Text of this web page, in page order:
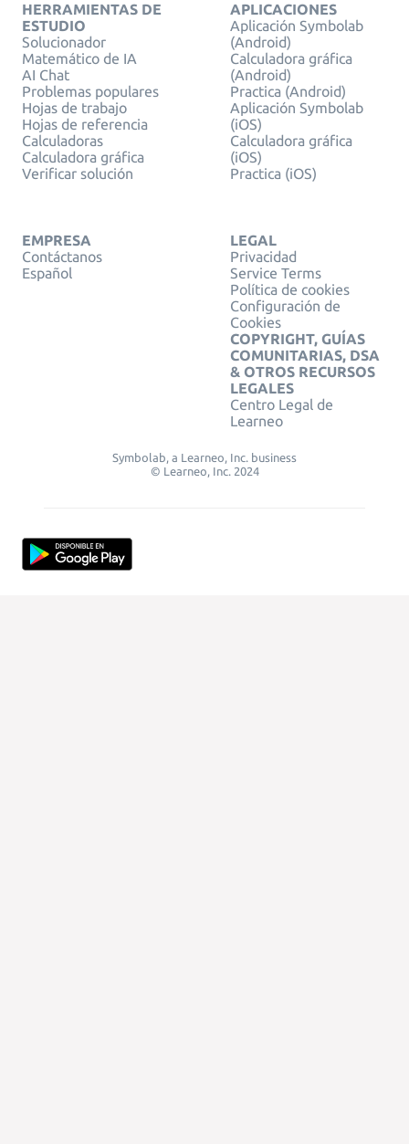
HERRAMIENTAS DE
ESTUDIO
Solucionador
Matemático de IA
AI Chat
Problemas populares
Hojas de trabajo
Hojas de referencia
Calculadoras
Calculadora gráfica
Verificar solución
APLICACIONES
Aplicación Symbolab
(Android)
Calculadora gráfica
(Android)
Practica (Android)
Aplicación Symbolab
(iOS)
Calculadora gráfica
(iOS)
Practica (iOS)
EMPRESA
Contáctanos
Español
LEGAL
Privacidad
Service Terms
Política de cookies
Configuración de
Cookies
COPYRIGHT, GUÍAS
COMUNITARIAS, DSA
& OTROS RECURSOS
LEGALES
Centro Legal de
Learneo
Symbolab, a Learneo, Inc. business
© Learneo, Inc. 2024